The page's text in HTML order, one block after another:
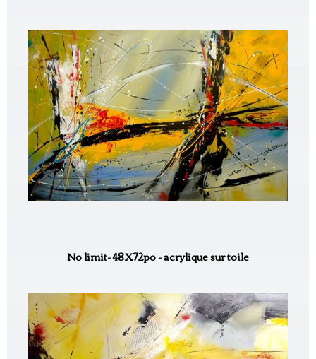
No limit- 48X72po - acrylique sur toile